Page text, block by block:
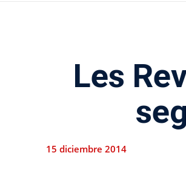
Les
15 diciembre 2014